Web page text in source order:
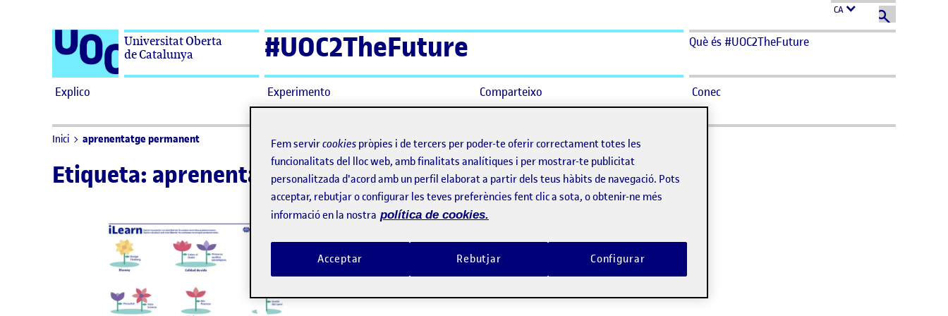
CA
Universitat Oberta
de Catalunya
#UOC2TheFuture Què és #UOC2TheFuture
Explico Experimento Comparteixo Conec
Inici aprenentatge permanent
Etiqueta: aprenentatge permanent
Fem servircookies pròpies i de tercers per poder-te oferir correctament totes les
funcionalitats del lloc web, amb finalitats analítiques i per mostrar-te publicitat
personalitzada d'acord amb un perfil elaborat a partir dels teus hàbits de navegació. Pots
acceptar, rebutjar o configurar les teves preferències fent clic a sota, o obtenir-ne més
informació en la nostra política de cookies.
Rebutjar
Acceptar Configurar